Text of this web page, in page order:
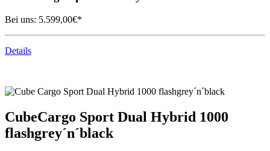
Bei uns: 5.599,00€*
Details
CubeCargo Sport Dual Hybrid 1000
flashgrey´n´black